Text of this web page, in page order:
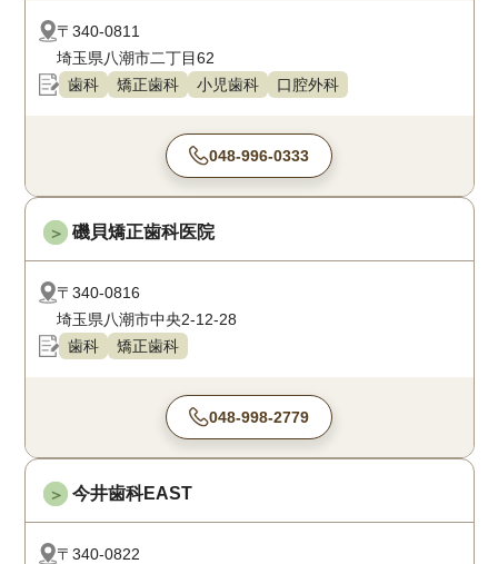
〒340-0811
埼玉県八潮市二丁目62
歯科
矯正歯科 小児歯科 口腔外科
048-996-0333
＞ 磯貝矯正歯科医院
〒340-0816
埼玉県八潮市中央2-12-28
歯科
矯正歯科
048-998-2779
＞ 今井歯科EAST
〒340-0822